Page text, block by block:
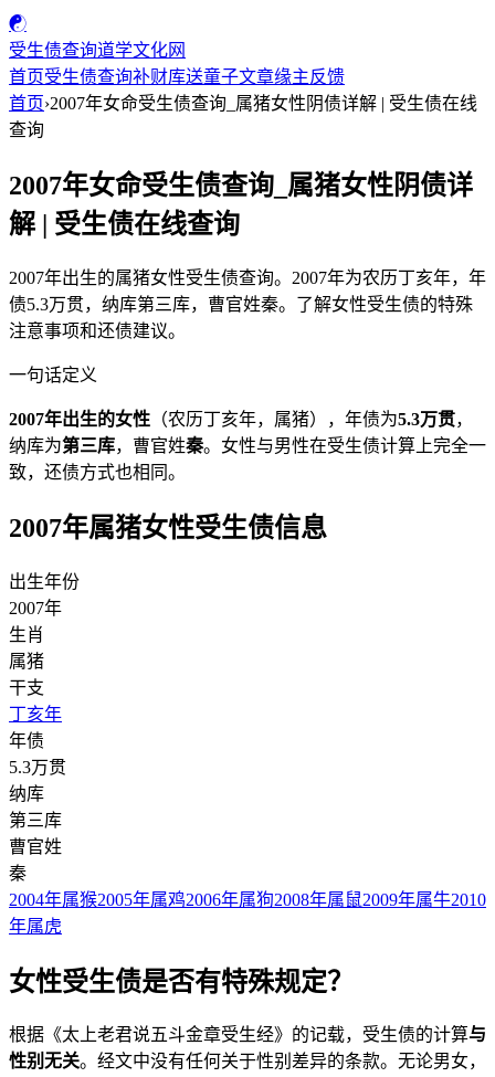
☯
受生债查询道学文化网
首页受生债查询补财库送童子文章缘主反馈
首页›2007年女命受生债查询_属猪女性阴债详解 | 受生债在线
查询
2007年女命受生债查询_属猪女性阴债详
解 | 受生债在线查询
2007年出生的属猪女性受生债查询。2007年为农历丁亥年，年
债5.3万贯，纳库第三库，曹官姓秦。了解女性受生债的特殊
注意事项和还债建议。
一句话定义
2007年出生的女性 （农历丁亥年，属猪），年债为5.3万贯，
纳库为第三库，曹官姓秦。女性与男性在受生债计算上完全一
致，还债方式也相同。
2007年属猪女性受生债信息
出生年份
2007年
生肖
属猪
干支
丁亥年
年债
5.3万贯
纳库
第三库
曹官姓
秦
2004年属猴2005年属鸡2006年属狗2008年属鼠2009年属牛2010
年属虎
女性受生债是否有特殊规定？
根据《太上老君说五斗金章受生经》的记载，受生债的计算与
性别无关。经文中没有任何关于性别差异的条款。无论男女，